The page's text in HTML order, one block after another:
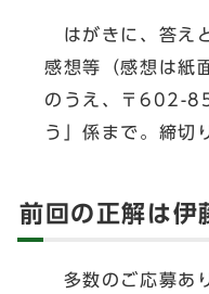
はがきに、答え
感想等（感想は紙
のうえ、〒602-
う」係まで。締切
前回の正解は伊
多数のご応募あ